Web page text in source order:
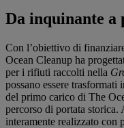
Da inquinante a
Con l’obiettivo di
Ocean Cleanup ha
per i rifiuti raccolti nella
possano essere
del primo carico di The
percorso di portata storica.
interamente realizzato con